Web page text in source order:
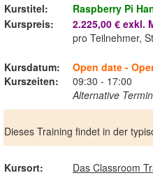
Kurstitel:
Raspberry Pi
Kurspreis:
2.225,00 € exkl.
pro Teilnehmer,
Kursdatum:
Kurszeiten:
Open date -
09:30 - 17:00
Alternative
Dieses Training findet in der
Kursort:
Das Classroom